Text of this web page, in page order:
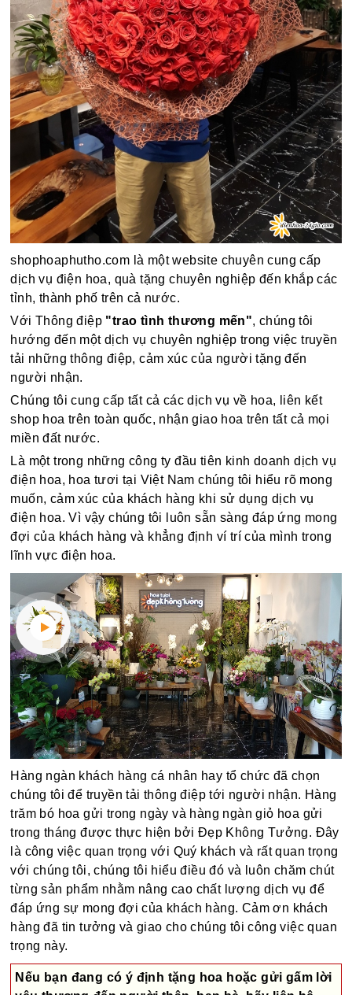
shophoaphutho.com là một website chuyên cung cấp
dịch vụ điện hoa, quà tặng chuyên nghiệp đến khắp các
tỉnh, thành phố trên cả nước.
Với Thông điệp "trao tình thương mến", chúng tôi
hướng đến một dịch vụ chuyên nghiệp trong việc truyền
tải những thông điệp, cảm xúc của người tặng đến
người nhận.
Chúng tôi cung cấp tất cả các dịch vụ về hoa, liên kết
shop hoa trên toàn quốc, nhận giao hoa trên tất cả mọi
miền đất nước.
Là một trong những công ty đầu tiên kinh doanh dịch vụ
điện hoa, hoa tươi tại Việt Nam chúng tôi hiểu rõ mong
muốn, cảm xúc của khách hàng khi sử dụng dịch vụ
điện hoa. Vì vậy chúng tôi luôn sẵn sàng đáp ứng mong
đợi của khách hàng và khẳng định ví trí của mình trong
lĩnh vực điện hoa.
Hàng ngàn khách hàng cá nhân hay tổ chức đã chọn
chúng tôi để truyền tải thông điệp tới người nhận. Hàng
trăm bó hoa gửi trong ngày và hàng ngàn giỏ hoa gửi
trong tháng được thực hiện bởi Đẹp Không Tưởng. Đây
là công việc quan trọng với Quý khách và rất quan trọng
với chúng tôi, chúng tôi hiểu điều đó và luôn chăm chút
từng sản phẩm nhằm nâng cao chất lượng dịch vụ để
đáp ứng sự mong đợi của khách hàng. Cảm ơn khách
hàng đã tin tưởng và giao cho chúng tôi công việc quan
trọng này.
Nếu bạn đang có ý định tặng hoa hoặc gửi gấm lời